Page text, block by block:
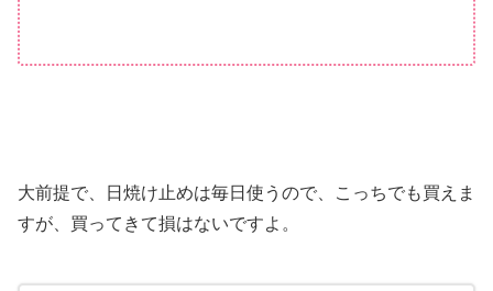
大前提で、日焼け止めは毎日使うので、こっちでも買えま
すが、買ってきて損はないですよ。